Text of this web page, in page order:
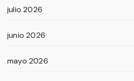
julio 2026
junio 2026
mayo 2026